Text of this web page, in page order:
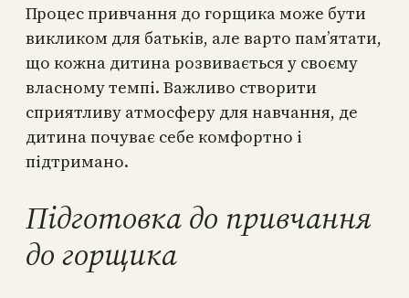
Процес привчання до горщика може бути
викликом для батьків, але варто пам’ятати,
що кожна дитина розвивається у своєму
власному темпі. Важливо створити
сприятливу атмосферу для навчання, де
дитина почуває себе комфортно і
підтримано.
Підготовка до привчання
до горщика